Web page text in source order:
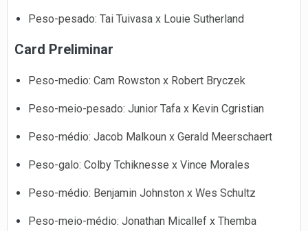
Peso-pesado: Tai Tuivasa x Louie Sutherland
Card Preliminar
Peso-medio: Cam Rowston x Robert Bryczek
Peso-meio-pesado: Junior Tafa x Kevin Cgristian
Peso-médio: Jacob Malkoun x Gerald Meerschaert
Peso-galo: Colby Tchiknesse x Vince Morales
Peso-médio: Benjamin Johnston x Wes Schultz
Peso-meio-médio: Jonathan Micallef x Themba